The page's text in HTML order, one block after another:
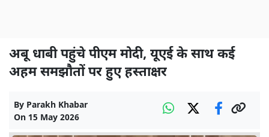
अबू धाबी पहुंचे पीएम मोदी, यूएई के साथ कई
अहम समझौतों पर हुए हस्ताक्षर
By Parakh Khabar
On 15 May 2026